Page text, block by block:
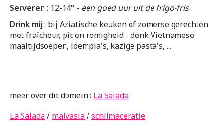
Serveren : 12-14° - een goed uur uit de frigo-fris
Drink mij : bij Aziatische keuken of zomerse gerechten
met fraîcheur, pit en romigheid - denk Vietnamese
maaltijdsoepen, loempia's, kazige pasta's, ...
meer over dit domein : La Salada
La Salada/ malvasia/schilmaceratie